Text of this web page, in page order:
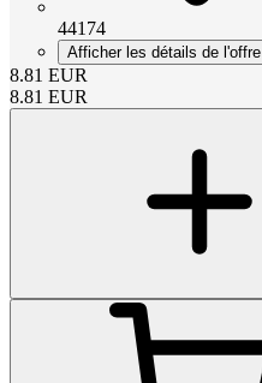
44174
Afficher les détails de l'offre
8.81 EUR
8.81 EUR